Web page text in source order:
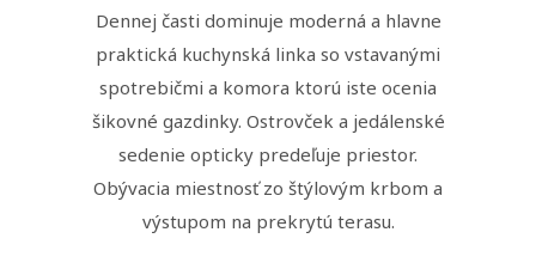
Dennej časti dominuje moderná a hlavne
praktická kuchynská linka so vstavanými
spotrebičmi a komora ktorú iste ocenia
šikovné gazdinky. Ostrovček a jedálenské
sedenie opticky predeľuje priestor.
Obývacia miestnosť zo štýlovým krbom a
výstupom na prekrytú terasu.